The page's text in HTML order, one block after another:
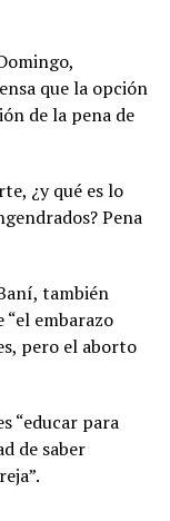
que la opción
de la pena de
¿y qué es lo
Pena
también
embarazo
pero el aborto
“educar para
de saber